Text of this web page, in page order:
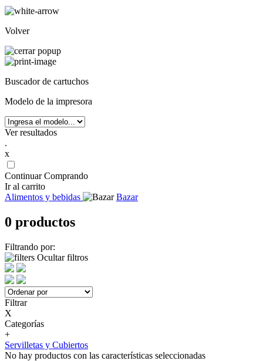
Volver
Buscador de cartuchos
Modelo de la impresora
Ver resultados
.
x
Continuar Comprando
Ir al carrito
Alimentos y bebidas
Bazar
0 productos
Filtrando por:
Ocultar filtros
Filtrar
X
Categorías
+
Servilletas y Cubiertos
No hay productos con las características seleccionadas